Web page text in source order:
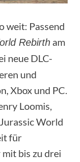
weit: Passend
Rebirth am
neue DLC-
und
Xbox und PC.
Loomis,
World
für
bis zu drei